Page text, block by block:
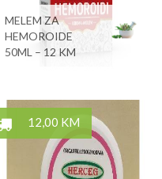
MELEM ZA
HEMOROIDE
50ML – 12 KM
12,00 KM